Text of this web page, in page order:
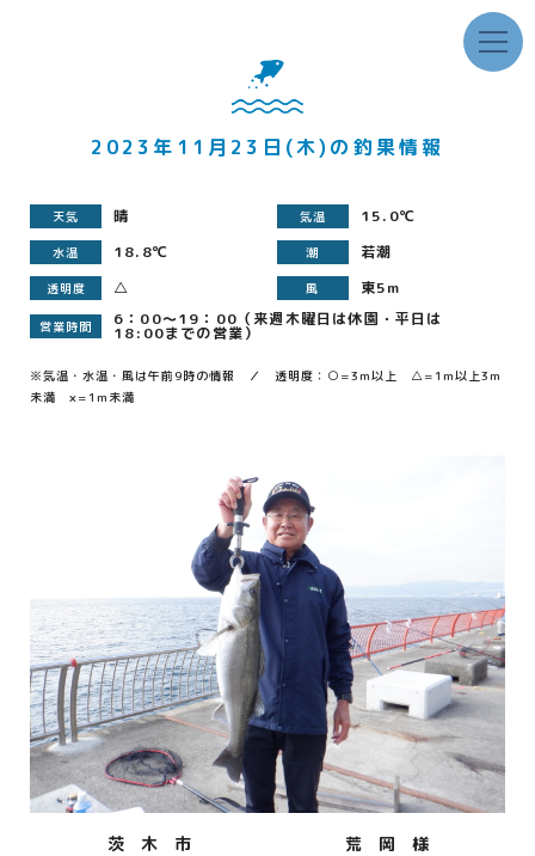
2023年11月23日(木)の釣果情報
天気 晴 気温 15.0℃
水温 18.8℃ 潮 若潮
透明度 △ 風 東5m
営業時間 6：00～19：00（来週木曜日は休園・平日は
18:00までの営業）
※気温・水温・風は午前9時の情報 ／ 透明度：○=3m以上 △=1m以上3m
未満 ×=1m未満
茨 木 市 荒 岡 様